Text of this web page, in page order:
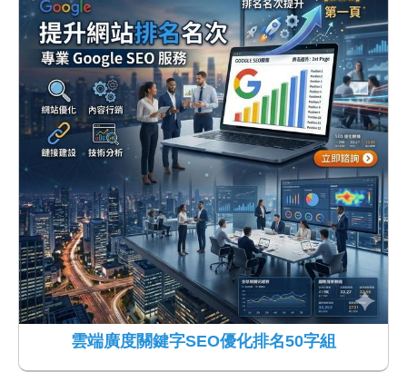
雲端廣度關鍵字SEO優化排名50字組